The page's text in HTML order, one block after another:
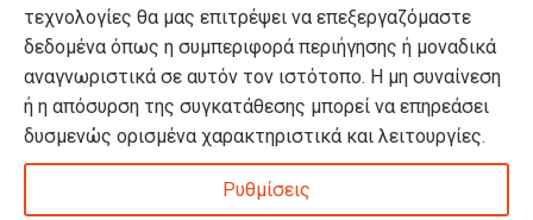
τεχνολογίες θα μας επιτρέψει να επεξεργαζόμαστε
δεδομένα όπως η συμπεριφορά περιήγησης ή μοναδικά
αναγνωριστικά σε αυτόν τον ιστότοπο. Η μη συναίνεση
ή η απόσυρση της συγκατάθεσης μπορεί να επηρεάσει
δυσμενώς ορισμένα χαρακτηριστικά και λειτουργίες.
Ρυθμίσεις